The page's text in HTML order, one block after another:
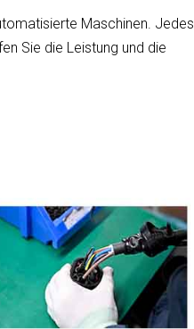
Maschinen. Jedes
Sie die Leistung und die